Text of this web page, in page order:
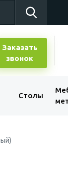
Заказать
звонок
Столы